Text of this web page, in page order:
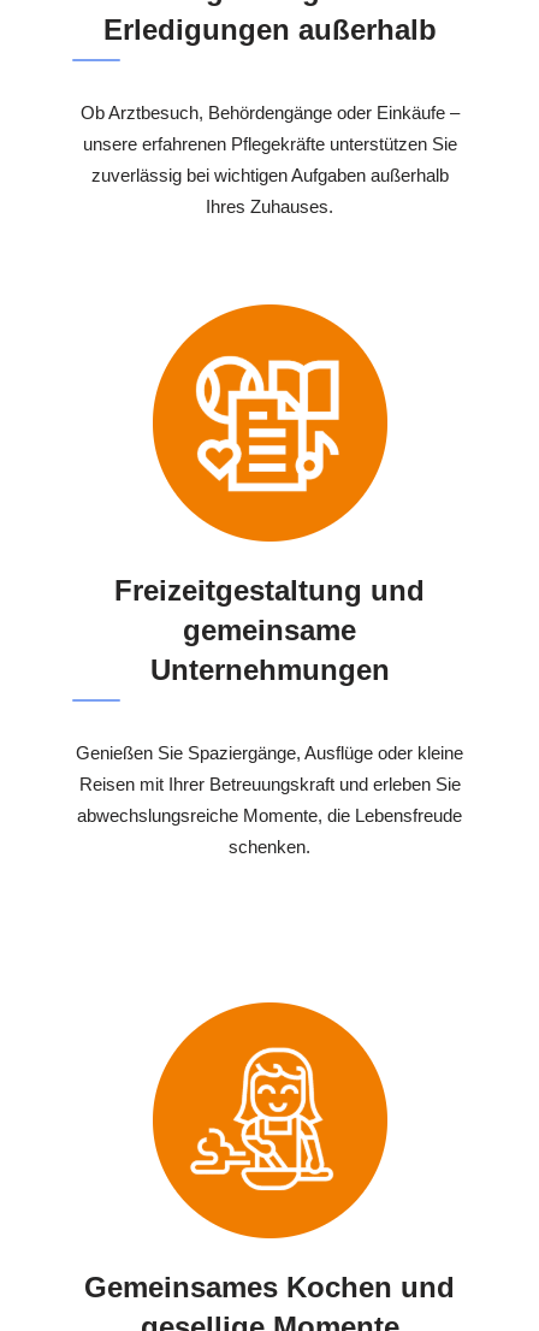
Erledigungen außerhalb
Ob Arztbesuch, Behördengänge oder Einkäufe –
unsere erfahrenen Pflegekräfte unterstützen Sie
zuverlässig bei wichtigen Aufgaben außerhalb
Ihres Zuhauses.
Freizeitgestaltung und
gemeinsame
Unternehmungen
Genießen Sie Spaziergänge, Ausflüge oder kleine
Reisen mit Ihrer Betreuungskraft und erleben Sie
abwechslungsreiche Momente, die Lebensfreude
schenken.
Gemeinsames Kochen und